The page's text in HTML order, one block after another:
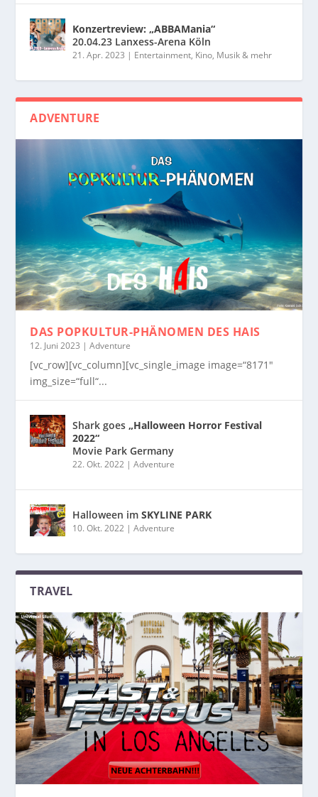
Konzertreview: „ABBAMania“
20.04.23 Lanxess-Arena Köln
21. Apr. 2023 | Entertainment, Kino, Musik & mehr
ADVENTURE
DAS POPKULTUR-PHÄNOMEN DES HAIS
12. Juni 2023 |Adventure
[vc_row][vc_column][vc_single_image image=“8171″
img_size=“full“...
Shark goes„Halloween Horror Festival
2022“
Movie Park Germany
22. Okt. 2022 |Adventure
Halloween imSKYLINE PARK
10. Okt. 2022 |Adventure
TRAVEL